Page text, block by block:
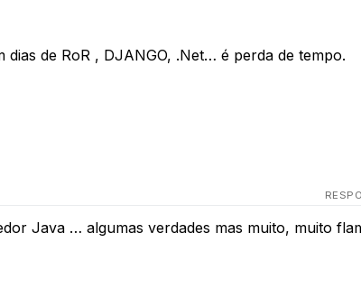
de RoR , DJANGO, .Net… é perda de tempo.
Java … algumas verdades mas muito, muito